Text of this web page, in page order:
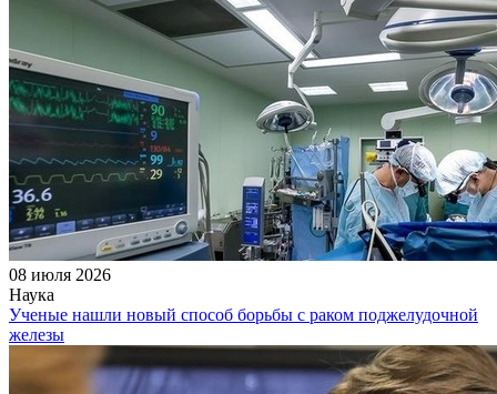
08 июля 2026
Наука
Ученые нашли новый способ борьбы с раком поджелудочной
железы